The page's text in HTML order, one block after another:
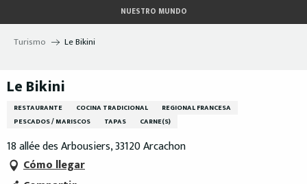
au
contenu
NUESTRO MUNDO
Turismo Le Bikini
Le Bikini
RESTAURANTE COCINA TRADICIONAL
REGIONAL FRANCESA
PESCADOS / MARISCOS
TAPAS CARNE(S)
18 allée des Arbousiers, 33120 Arcachon
Cómo llegar